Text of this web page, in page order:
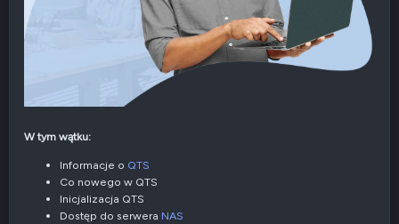
W tym wątku:
Informacje o QTS
Co nowego w QTS
Inicjalizacja QTS
Dostęp do serwera NAS